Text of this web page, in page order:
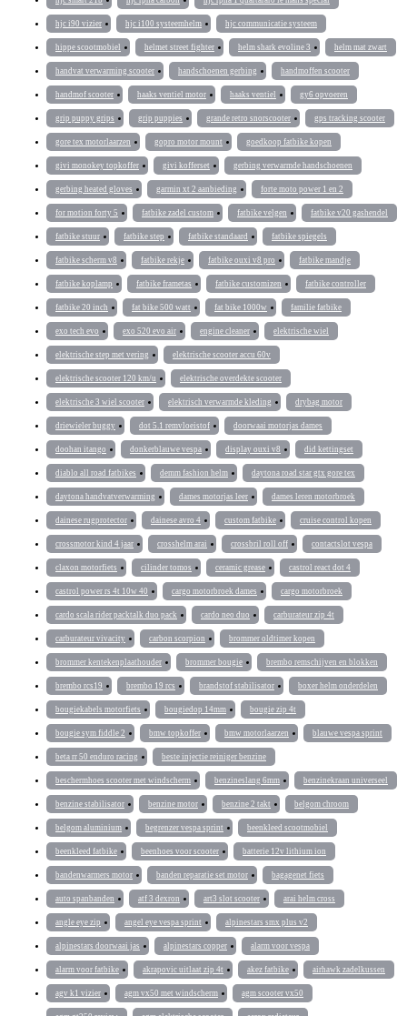
hjc i90 vizier hjc i100 systeemhelm hjc communicatie systeem
hippe scootmobiel helmet street fighter helm shark evoline 3 helm mat zwart
handvat verwarming scooter handschoenen gerbing handmoffen scooter
handmof scooter haaks ventiel motor haaks ventiel gy6 opvoeren
grip puppy grips grip puppies grande retro snorscooter gps tracking scooter
gore tex motorlaarzen gopro motor mount goedkoop fatbike kopen
givi monokey topkoffer givi kofferset gerbing verwarmde handschoenen
gerbing heated gloves garmin xt 2 aanbieding forte moto power 1 en 2
for motion forty 5 fatbike zadel custom fatbike velgen fatbike v20 gashendel
fatbike stuur fatbike step fatbike standaard fatbike spiegels
fatbike scherm v8 fatbike rekje fatbike ouxi v8 pro fatbike mandje
fatbike koplamp fatbike frametas fatbike customizen fatbike controller
fatbike 20 inch fat bike 500 watt fat bike 1000w familie fatbike
exo tech evo exo 520 evo air engine cleaner elektrische wiel
elektrische step met vering elektrische scooter accu 60v
elektrische scooter 120 km/u elektrische overdekte scooter
elektrische 3 wiel scooter elektrisch verwarmde kleding drybag motor
driewieler buggy dot 5.1 remvloeistof doorwaai motorjas dames
doohan itango donkerblauwe vespa display ouxi v8 did kettingset
diablo all road fatbikes demm fashion helm daytona road star gtx gore tex
daytona handvatverwarming dames motorjas leer dames leren motorbroek
dainese rugprotector dainese avro 4 custom fatbike cruise control kopen
crossmotor kind 4 jaar crosshelm arai crossbril roll off contactslot vespa
claxon motorfiets cilinder tomos ceramic grease castrol react dot 4
castrol power rs 4t 10w 40 cargo motorbroek dames cargo motorbroek
cardo scala rider packtalk duo pack cardo neo duo carburateur zip 4t
carburateur vivacity carbon scorpion brommer oldtimer kopen
brommer kentekenplaathouder brommer bougie brembo remschijven en blokken
brembo rcs19 brembo 19 rcs brandstof stabilisator boxer helm onderdelen
bougiekabels motorfiets bougiedop 14mm bougie zip 4t
bougie sym fiddle 2 bmw topkoffer bmw motorlaarzen blauwe vespa sprint
beta rr 50 enduro racing beste injectie reiniger benzine
beschermhoes scooter met windscherm benzineslang 6mm benzinekraan universeel
benzine stabilisator benzine motor benzine 2 takt belgom chroom
belgom aluminium begrenzer vespa sprint beenkleed scootmobiel
beenkleed fatbike beenhoes voor scooter batterie 12v lithium ion
bandenwarmers motor banden reparatie set motor bagagenet fiets
auto spanbanden atf 3 dexron art3 slot scooter arai helm cross
angle eye zip angel eye vespa sprint alpinestars smx plus v2
alpinestars doorwaai jas alpinestars copper alarm voor vespa
alarm voor fatbike akrapovic uitlaat zip 4t akez fatbike airhawk zadelkussen
agv k1 vizier agm vx50 met windscherm agm scooter vx50